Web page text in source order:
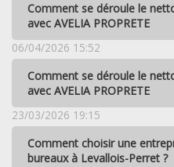
Comment se déroule le
avec AVELIA PROPRETE
06/04/2026 15:52
Comment se déroule le
avec AVELIA PROPRETE
23/03/2026 19:15
Comment choisir une
bureaux à Levallois-Perret ?